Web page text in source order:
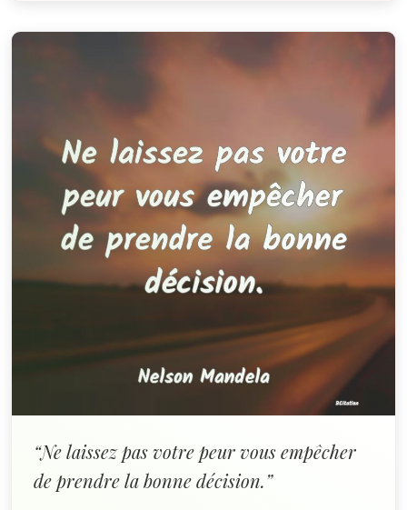
“Ne laissez pas votre peur vous empêcher
de prendre la bonne décision.”